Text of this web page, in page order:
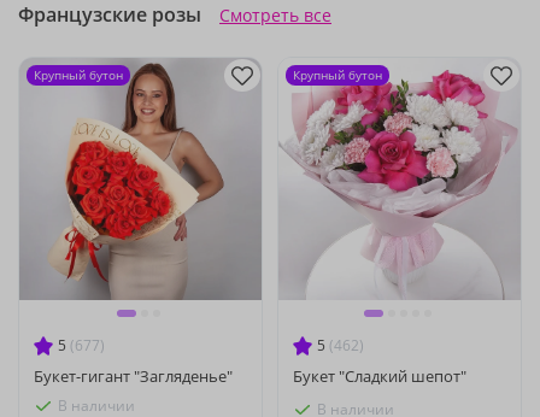
Французские розы Смотреть все
5 (677)
Букет-гигант "Загляденье"
В наличии
Крупный бутон
5 (462)
Букет "Сладкий шепот"
В наличии
Крупный бутон